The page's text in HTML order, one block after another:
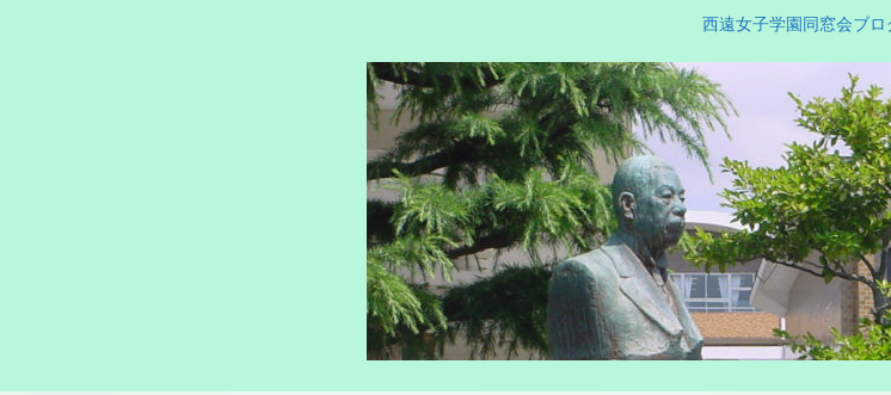
西遠女子学園同窓会ブロ